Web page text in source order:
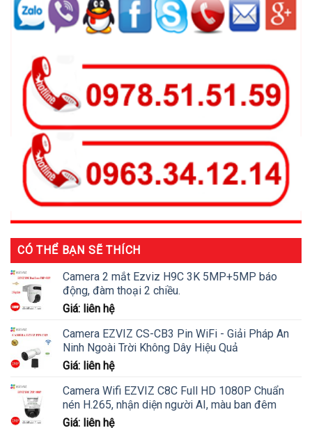
CÓ THỂ BẠN SẼ THÍCH
Camera 2 mắt Ezviz H9C 3K 5MP+5MP báo
động, đàm thoại 2 chiều.
Giá: liên hệ
Camera EZVIZ CS-CB3 Pin WiFi - Giải Pháp An
Ninh Ngoài Trời Không Dây Hiệu Quả
Giá: liên hệ
Camera Wifi EZVIZ C8C Full HD 1080P Chuẩn
nén H.265, nhận diện người AI, màu ban đêm
Giá: liên hệ